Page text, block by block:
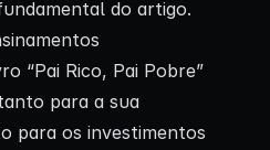
do artigo.
“Pai Rico, Pai Pobre”
para a sua
para os investimentos